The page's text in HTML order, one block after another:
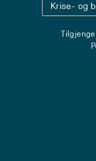
Krise- og